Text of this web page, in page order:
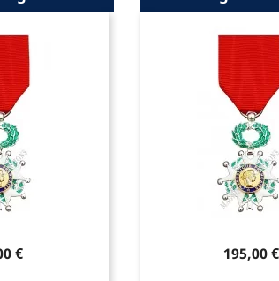
€ Prix
195,00 €